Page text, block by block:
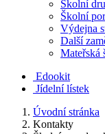
Školní
Školní
Výdejna
Další
Mateřská
Edookit
Jídelní lístek
Úvodní stránka
Kontakty